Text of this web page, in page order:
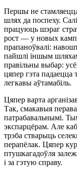
Першы не
шлях да поспеху.
працуюць шэраг
рост — у новых
прапаноўвалі:
пайшлі іншым
правільны выбар:
цяпер гэта
легкавы аўтамабіль.
Цяпер варта
Так, смакавыя
патрабавальнымі.
экспарцёрам. Але
трэба стварыць
перапёлак. Цяпер
птушкагадоўля
і за гэтую справу.